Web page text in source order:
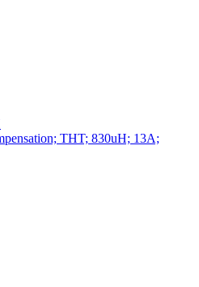
THT; 830uH; 13A;